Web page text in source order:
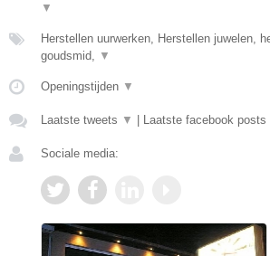
▼
Herstellen uurwerken, Herstellen juwelen,
goudsmid, ▼
Openingstijden ▼
Laatste tweets ▼ Laatste facebook posts
Sociale media: